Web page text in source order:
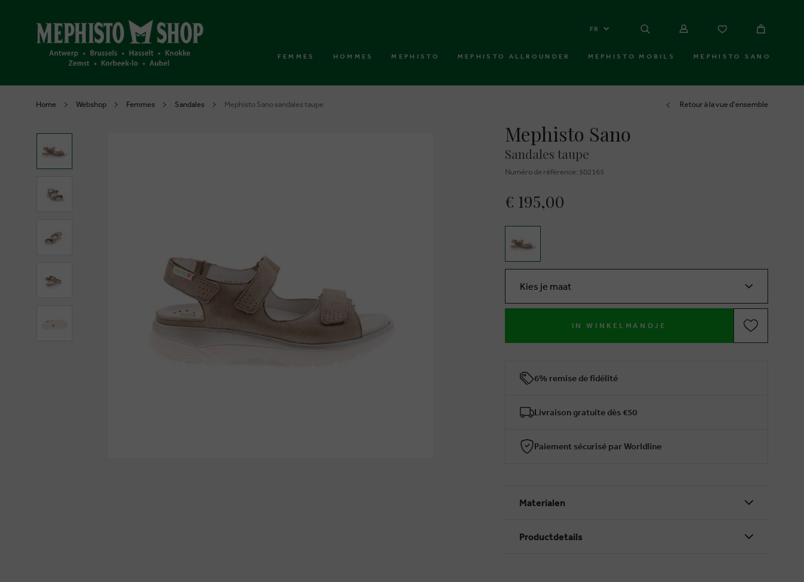
FR
FEMMES HOMMES MEPHISTO MEPHISTO ALLROUNDER MEPHISTO MOBILS MEPHISTO SANO
Home Webshop Femmes Sandales Mephisto Sano sandales taupe Retour à la vue d'ensemble
Mephisto Sano
Sandales taupe
Numéro de réfèrence: 502165
€ 195,00
Kies je maat
IN WINKELMANDJE
6% remise de fidélité
Livraison gratuite dès €50
Paiement sécurisé par Worldline
Materialen
Productdetails